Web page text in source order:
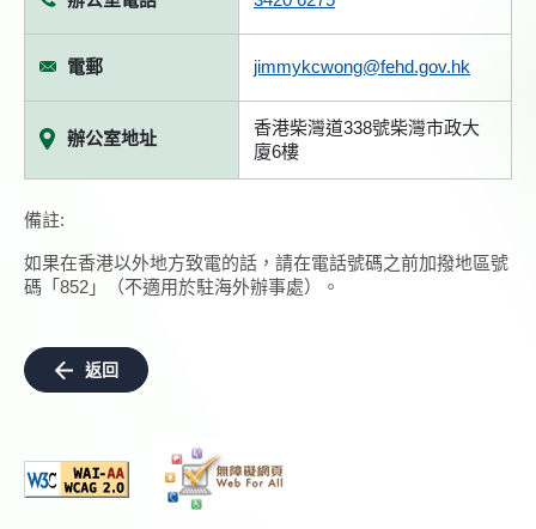
電郵 jimmykcwong@fehd.gov.hk
辦公室地址
香港柴灣道338號柴灣市政大
廈6樓
備註:
如果在香港以外地方致電的話，請在電話號碼之前加撥地區號
碼「852」（不適用於駐海外辦事處）。
返回